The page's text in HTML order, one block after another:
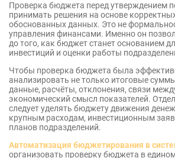
Проверка бюджета перед утверждением
принимать решения на основе
обоснованных данных. Это не
управления финансами. Именно он
до того, как бюджет станет основанием
инвестиций и оценки работы
Чтобы проверка бюджета была
анализировать не только итоговые
данные, расчёты, отклонения, связи
экономический смысл показателей.
следует уделять бюджету движения
крупным расходам, инвестиционным
планов подразделений.
Автоматизация бюджетирования в
организовать проверку бюджета в